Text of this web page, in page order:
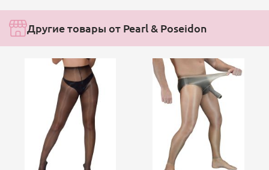
Другие товары от Pearl & Poseidon